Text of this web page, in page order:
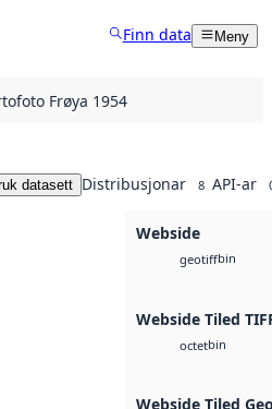
Finn data Meny
Frøya 1954
datasett Distribusjonar 8 API-ar
Webside
geotiffbin
Webside Tiled
octetbin
Webside Tiled